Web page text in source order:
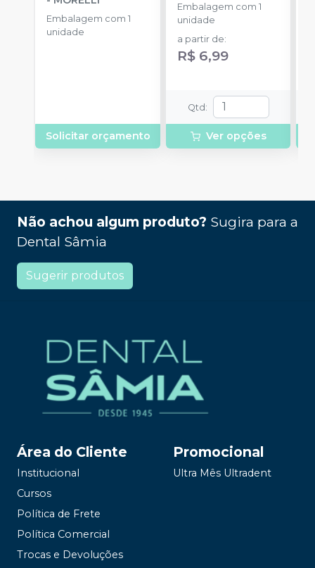
Embalagem com 1
unidade
Solicitar orçamento
Embalagem com 1
unidade
a partir de:
R$ 6,99
Qtd:
Ver opções
Não achou algum produto? Sugira para a
Dental Sâmia
Sugerir produtos
Área do Cliente
Institucional
Cursos
Política de Frete
Política Comercial
Trocas e Devoluções
Promocional
Ultra Mês Ultradent